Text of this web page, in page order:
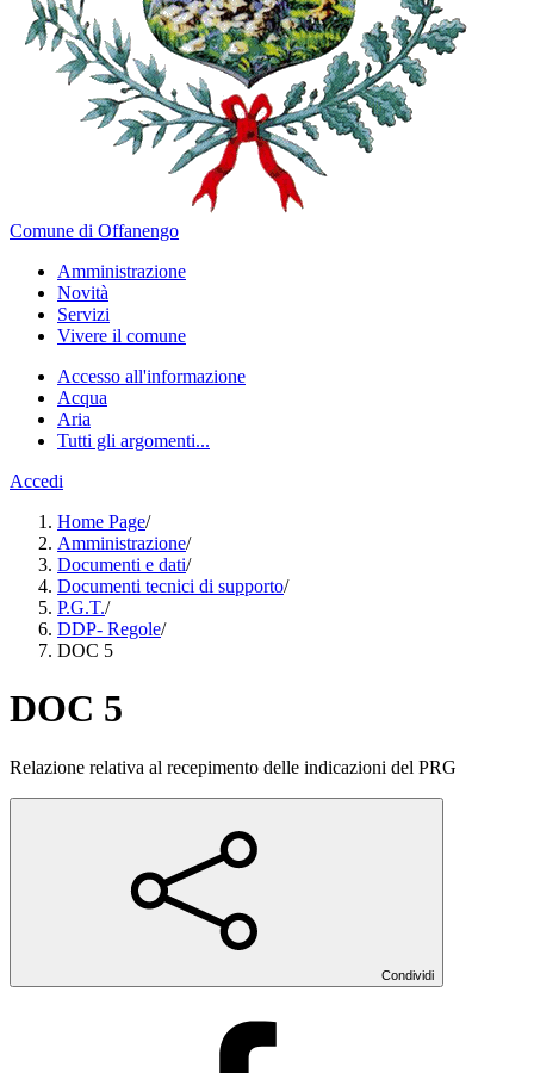
Comune di Offanengo
Amministrazione
Novità
Servizi
Vivere il comune
Accesso all'informazione
Acqua
Aria
Tutti gli argomenti...
Accedi
Home Page/
Amministrazione/
Documenti e dati/
Documenti tecnici di supporto/
P.G.T./
DDP- Regole/
DOC 5
DOC 5
Relazione relativa al recepimento delle indicazioni del PRG
Condividi